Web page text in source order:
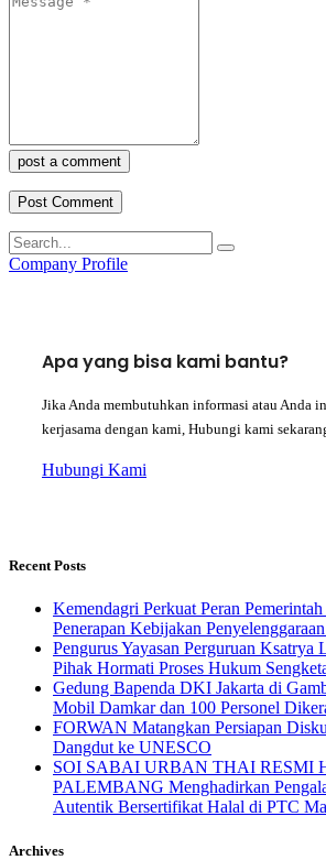
post a comment
Company Profile
Apa yang bisa kami bantu?
Jika Anda membutuhkan informasi atau Anda
kerjasama dengan kami, Hubungi kami
Hubungi Kami
Recent Posts
Kemendagri Perkuat Peran
Penerapan Kebijakan
Pengurus Yayasan Perguruan Ksatrya
Pihak Hormati Proses Hukum
Gedung Bapenda DKI Jakarta di
Mobil Damkar dan 100 Personel
FORWAN Matangkan Persiapan
Dangdut ke UNESCO
SOI SABAI URBAN THAI RESMI
PALEMBANG Menghadirkan
Autentik Bersertifikat Halal di PTC
Archives